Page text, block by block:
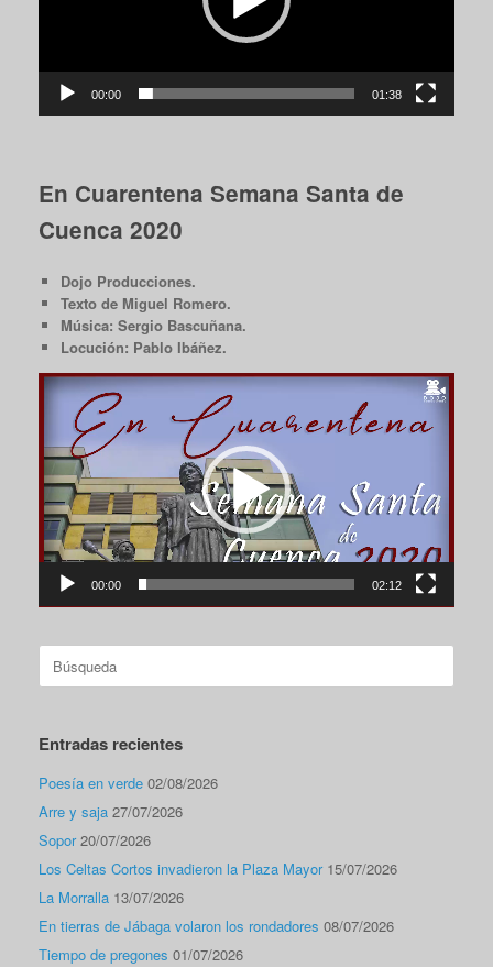
00:00 01:38
En Cuarentena Semana Santa de
Cuenca 2020
Dojo Producciones.
Texto de Miguel Romero.
Música: Sergio Bascuñana.
Locución: Pablo Ibáñez.
Reproductor
00:00 02:12
Buscar:
Entradas recientes
Poesía en verde 02/08/2026
Arre y saja 27/07/2026
Sopor 20/07/2026
Los Celtas Cortos invadieron la Plaza Mayor 15/07/2026
La Morralla 13/07/2026
En tierras de Jábaga volaron los rondadores 08/07/2026
Tiempo de pregones 01/07/2026